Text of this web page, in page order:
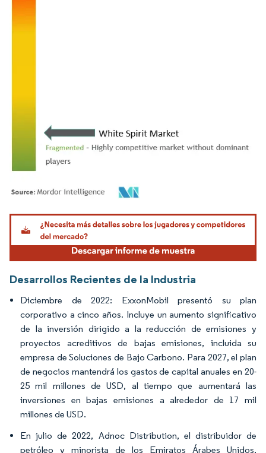
Imagen © Mordor Intelligence. El uso requiere atribución según CC BY 4.0.
Desarrollos Recientes de la Industria
Diciembre de 2022: ExxonMobil presentó su plan
corporativo a cinco años. Incluye un aumento significativo
de la inversión dirigido a la reducción de emisiones y
proyectos acreditivos de bajas emisiones, incluida su
empresa de Soluciones de Bajo Carbono. Para 2027, el plan
de negocios mantendrá los gastos de capital anuales en 20-
25 mil millones de USD, al tiempo que aumentará las
inversiones en bajas emisiones a alrededor de 17 mil
millones de USD.
En julio de 2022, Adnoc Distribution, el distribuidor de
petróleo y minorista de los Emiratos Árabes Unidos,